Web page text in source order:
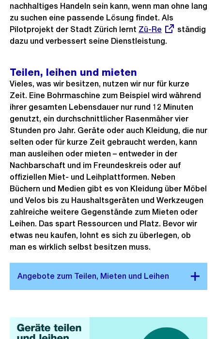
nachhaltiges Handeln sein kann, wenn man ohne lang
zu suchen eine passende Lösung findet. Als
Pilotprojekt der Stadt Zürich lernt Externer
Link:
Zü-Re
ständig
dazu und verbessert seine Dienstleistung.
Teilen, leihen und mieten
Vieles, was wir besitzen, nutzen wir nur für kurze
Zeit. Eine Bohrmaschine zum Beispiel wird während
ihrer gesamten Lebensdauer nur rund 12 Minuten
genutzt, ein durchschnittlicher Rasenmäher vier
Stunden pro Jahr. Geräte oder auch Kleidung, die nur
selten oder für kurze Zeit gebraucht werden, kann
man ausleihen oder mieten – entweder in der
Nachbarschaft und im Freundeskreis oder auf
offiziellen Miet- und Leihplattformen. Neben
Büchern und Medien gibt es von Kleidung über Möbel
und Velos bis zu Haushaltsgeräten und Werkzeugen
zahlreiche weitere Gegenstände zum Mieten oder
Leihen. Das spart Ressourcen und Platz. Bevor wir
etwas neu kaufen, lohnt es sich zu überlegen, ob
man es wirklich selbst besitzen muss.